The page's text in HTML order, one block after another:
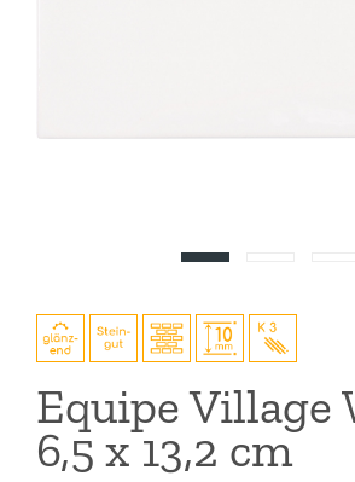
Equipe Village
6,5 x 13,2 cm